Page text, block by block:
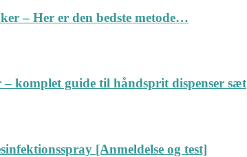
– Her er den bedste metode…
– komplet guide til håndsprit dispenser sæt
[Anmeldelse og test]